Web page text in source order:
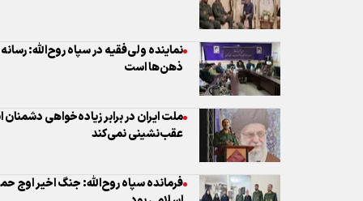
فرمانده سپاه روح‌الله: جنگ اخیر اوج